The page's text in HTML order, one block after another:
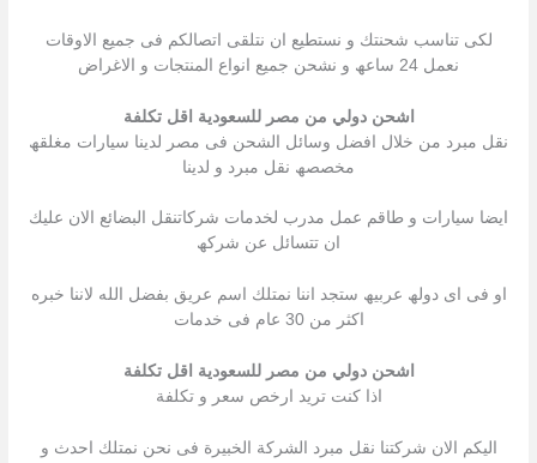
لكى تناسب شحنتك و نستطیع ان نتلقى اتصالكم فى جمیع الاوقات
نعمل 24 ساعھ و نشحن جمیع انواع المنتجات و الاغراض
اشحن دولي من مصر للسعودية اقل تكلفة
نقل مبرد من خلال افضل وسائل الشحن فى مصر لدینا سیارات مغلقھ
مخصصھ نقل مبرد و لدینا
ایضا سیارات و طاقم عمل مدرب لخدمات شركاتنقل البضائع الان علیك
ان تتسائل عن شركھ
او فى اى دولھ عربیھ ستجد اننا نمتلك اسم عریق بفضل الله لاننا خبره
اكثر من 30 عام فى خدمات
اشحن دولي من مصر للسعودية اقل تكلفة
اذا كنت ترید ارخص سعر و تكلفة
الیكم الان شركتنا نقل مبرد الشركة الخبیرة فى نحن نمتلك احدث و